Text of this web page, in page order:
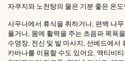
자쿠지와 노천탕의 물은 기분 좋은 온
사우나에서 휴식을 취하거나, 편백 나
풀거나, 몸에 활력을 주는 초음파 목욕
수영장, 전신 및 발 마사지, 선베드에서
카바나를 이용할 수도 있어요. 액티비